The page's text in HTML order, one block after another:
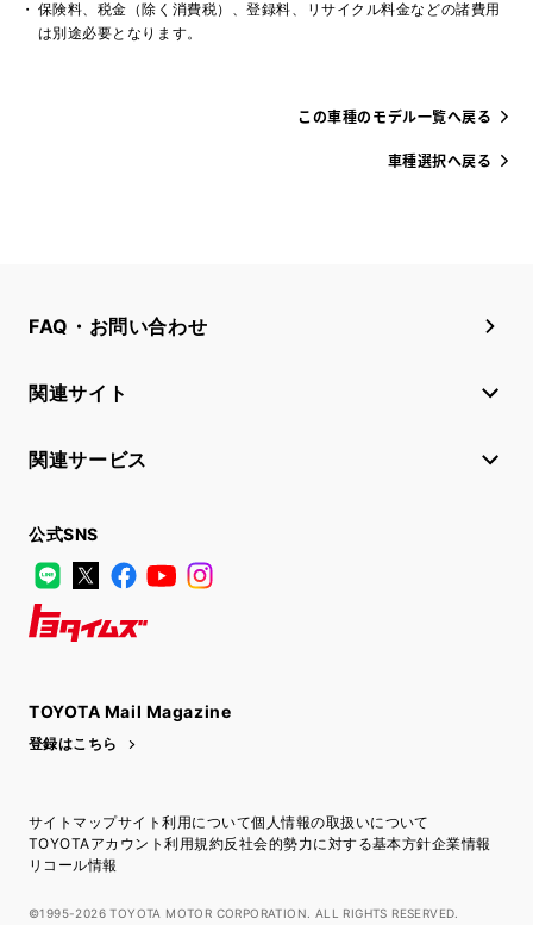
保険料、税金（除く消費税）、登録料、リサイクル料金などの諸費用
は別途必要となります。
この車種のモデル一覧へ戻る
車種選択へ戻る
FAQ・お問い合わせ
関連サイト
関連サービス
公式SNS
LINE
X FacebookYouTube
TOYOTA Mail Magazine
登録はこちら
サイトマップサイト利用について個人情報の取扱いについて
TOYOTAアカウント利用規約反社会的勢力に対する基本方針企業情報
リコール情報
©1995-2026 TOYOTA MOTOR CORPORATION. ALL RIGHTS RESERVED.